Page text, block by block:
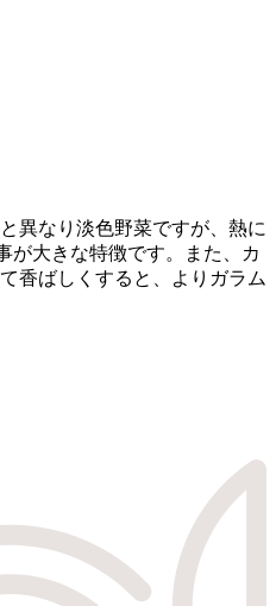
異なり淡色野菜ですが、熱に
が大きな特徴です。また、カ
香ばしくすると、よりガラム